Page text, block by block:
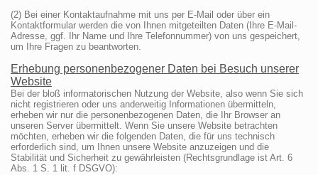
(2) Bei einer Kontaktaufnahme mit uns per E-Mail oder über ein
Kontaktformular werden die von Ihnen mitgeteilten Daten (Ihre E-Mail-
Adresse, ggf. Ihr Name und Ihre Telefonnummer) von uns gespeichert,
um Ihre Fragen zu beantworten.
Erhebung personenbezogener Daten bei Besuch unserer
Website
Bei der bloß informatorischen Nutzung der Website, also wenn Sie sich
nicht registrieren oder uns anderweitig Informationen übermitteln,
erheben wir nur die personenbezogenen Daten, die Ihr Browser an
unseren Server übermittelt. Wenn Sie unsere Website betrachten
möchten, erheben wir die folgenden Daten, die für uns technisch
erforderlich sind, um Ihnen unsere Website anzuzeigen und die
Stabilität und Sicherheit zu gewährleisten (Rechtsgrundlage ist Art. 6
Abs. 1 S. 1 lit. f DSGVO):